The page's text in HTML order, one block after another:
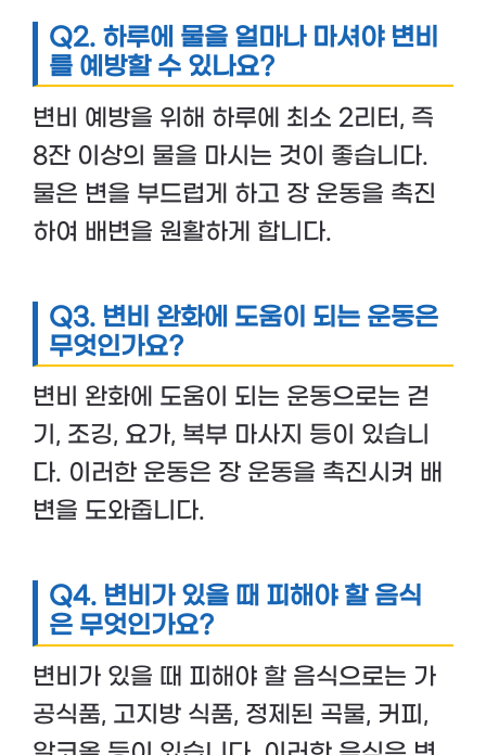
Q2. 하루에 물을 얼마나 마셔야 변비
를 예방할 수 있나요?
변비 예방을 위해 하루에 최소 2리터, 즉
8잔 이상의 물을 마시는 것이 좋습니다.
물은 변을 부드럽게 하고 장 운동을 촉진
하여 배변을 원활하게 합니다.
Q3. 변비 완화에 도움이 되는 운동은
무엇인가요?
변비 완화에 도움이 되는 운동으로는 걷
기, 조깅, 요가, 복부 마사지 등이 있습니
다. 이러한 운동은 장 운동을 촉진시켜 배
변을 도와줍니다.
Q4. 변비가 있을 때 피해야 할 음식
은 무엇인가요?
변비가 있을 때 피해야 할 음식으로는 가
공식품, 고지방 식품, 정제된 곡물, 커피,